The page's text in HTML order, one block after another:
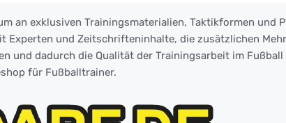
an exklusiven Trainingsmaterialien, Taktikformen und
und Zeitschrifteninhalte, die zusätzlichen
dadurch die Qualität der Trainingsarbeit im
für Fußballtrainer.